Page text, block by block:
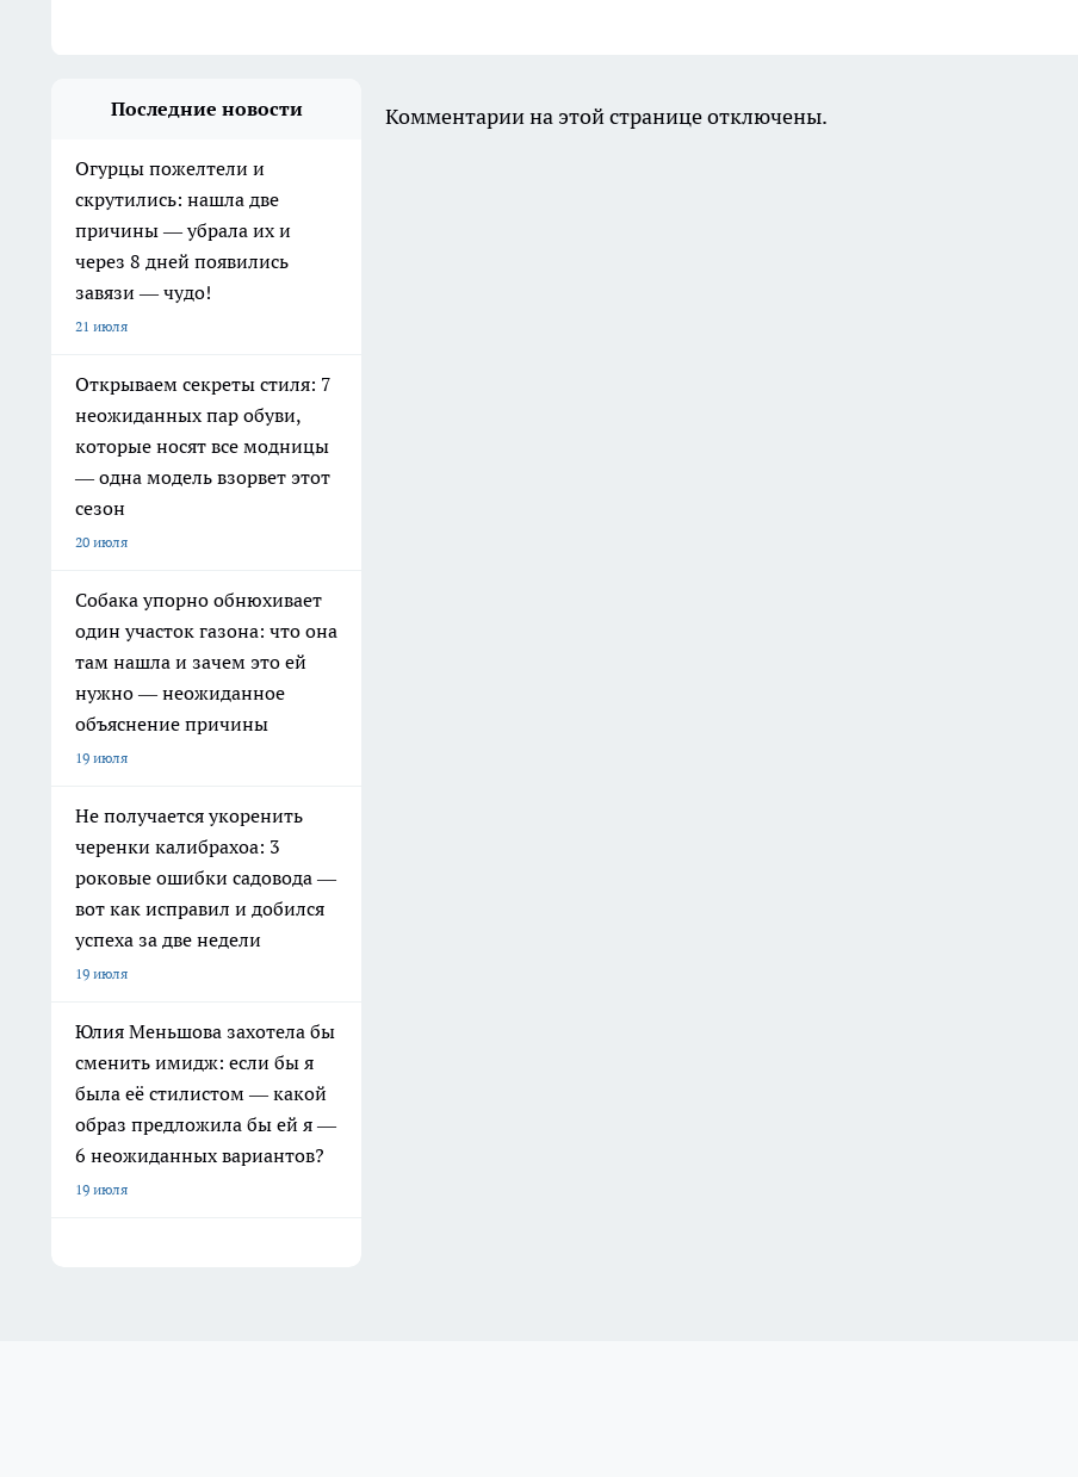
Последние новости
Огурцы пожелтели и
скрутились: нашла две
причины — убрала их и
через 8 дней появились
завязи — чудо!
21 июля
Открываем секреты стиля: 7
неожиданных пар обуви,
которые носят все модницы
— одна модель взорвет этот
сезон
20 июля
Собака упорно обнюхивает
один участок газона: что она
там нашла и зачем это ей
нужно — неожиданное
объяснение причины
19 июля
Не получается укоренить
черенки калибрахоа: 3
роковые ошибки садовода —
вот как исправил и добился
успеха за две недели
19 июля
Юлия Меньшова захотела бы
сменить имидж: если бы я
была её стилистом — какой
образ предложила бы ей я —
6 неожиданных вариантов?
19 июля
Комментарии на этой странице отключены.